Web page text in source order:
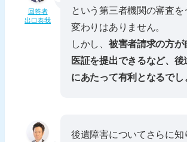
回答者
出口泰我
という第三者機関の審査を
変わりはありません。
しかし、 被害者請求の方が
医証を提出できるなど、後
にあたって有利となるでし
後遺障害についてさらに知